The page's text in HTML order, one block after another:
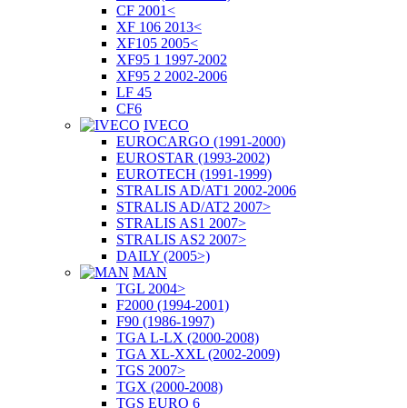
CF 2001<
XF 106 2013<
XF105 2005<
XF95 1 1997-2002
XF95 2 2002-2006
LF 45
CF6
IVECO
EUROCARGO (1991-2000)
EUROSTAR (1993-2002)
EUROTECH (1991-1999)
STRALIS AD/AT1 2002-2006
STRALIS AD/AT2 2007>
STRALIS AS1 2007>
STRALIS AS2 2007>
DAILY (2005>)
MAN
TGL 2004>
F2000 (1994-2001)
F90 (1986-1997)
TGA L-LX (2000-2008)
TGA XL-XXL (2002-2009)
TGS 2007>
TGX (2000-2008)
TGS EURO 6